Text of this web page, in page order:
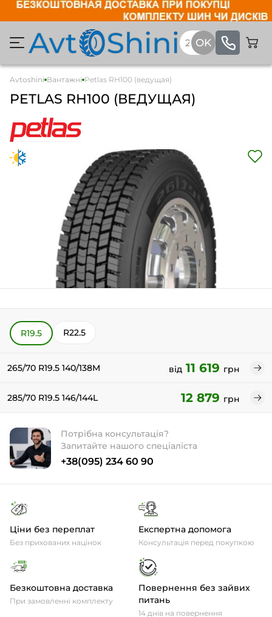
Avtoshini Вантажні Petlas RH100 (ведущая)
PETLAS RH100 (ВЕДУЩАЯ)
R19.5 R22.5
265/70 R19.5 140/138M від 11 619 грн
285/70 R19.5 146/144L 12 879 грн
Потрібна консультація?
Запитайте нашого спеціаліста
+38(095) 234 60 90
Ціни без переплат
Без прихованих націнок
Експертна допомога
Консультація перед покупкою
Безкоштовна доставка
При замовленні комплекту
Повернення без зайвих
питань
14 днів на повернення